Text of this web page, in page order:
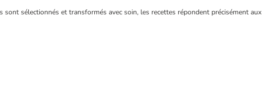
sont sélectionnés et transformés avec soin, les recettes répondent précisément aux